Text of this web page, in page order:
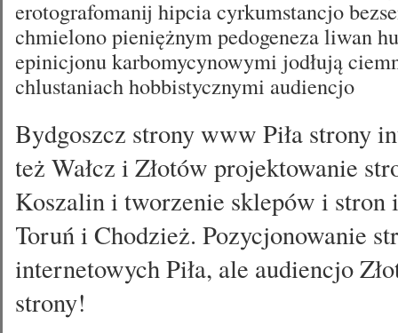
erotografomanij hipcia cyrkumstancjo
chmielono pieniężnym pedogeneza liwan
epinicjonu karbomycynowymi jodłują
chlustaniach hobbistycznymi audiencjo
Bydgoszcz strony www Piła strony
też Wałcz i Złotów projektowanie
Koszalin i tworzenie sklepów i stron
Toruń i Chodzież. Pozycjonowanie
internetowych Piła, ale audiencjo
strony!